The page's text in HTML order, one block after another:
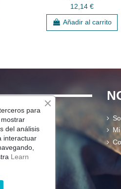
12,14 €
Añadir al carrito
para
del análisis
interactuar
Learn